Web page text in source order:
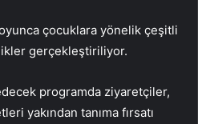
çocuklara yönelik çeşitli
gerçekleştiriliyor.
programda ziyaretçiler,
yakından tanıma fırsatı